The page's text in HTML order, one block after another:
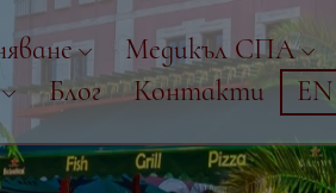
Медикъл СПА
Блог Контакти EN